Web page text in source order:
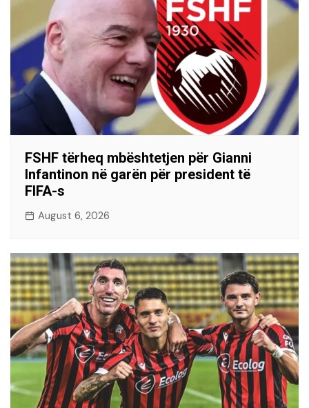
FSHF tërheq mbështetjen për Gianni
Infantinon në garën për president të
FIFA-s
August 6, 2026